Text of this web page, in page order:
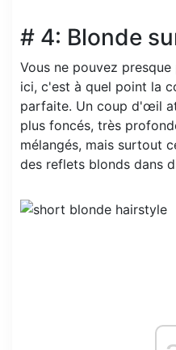
# 4: Blonde
Vous ne pouvez
ici, c'est à quel point la
parfaite. Un coup d'œil
plus foncés, très
mélangés, mais surtout
des reflets blonds dans